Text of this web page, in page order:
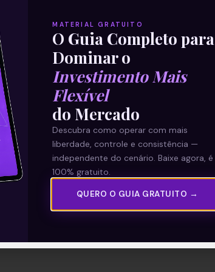
MATERIAL GRATUITO
O Guia Completo para
Dominar o
Investimento Mais
Flexível
do Mercado
Descubra como operar com mais
liberdade, controle e consistência —
independente do cenário. Baixe agora, é
100% gratuito.
QUERO O GUIA GRATUITO →